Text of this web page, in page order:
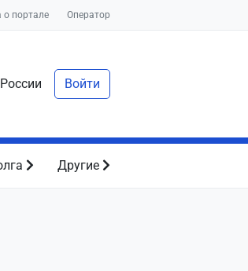
о портале Оператор
Войти
Другие